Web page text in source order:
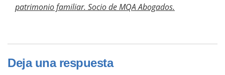
patrimonio familiar. Socio de MQA Abogados.
Deja una respuesta